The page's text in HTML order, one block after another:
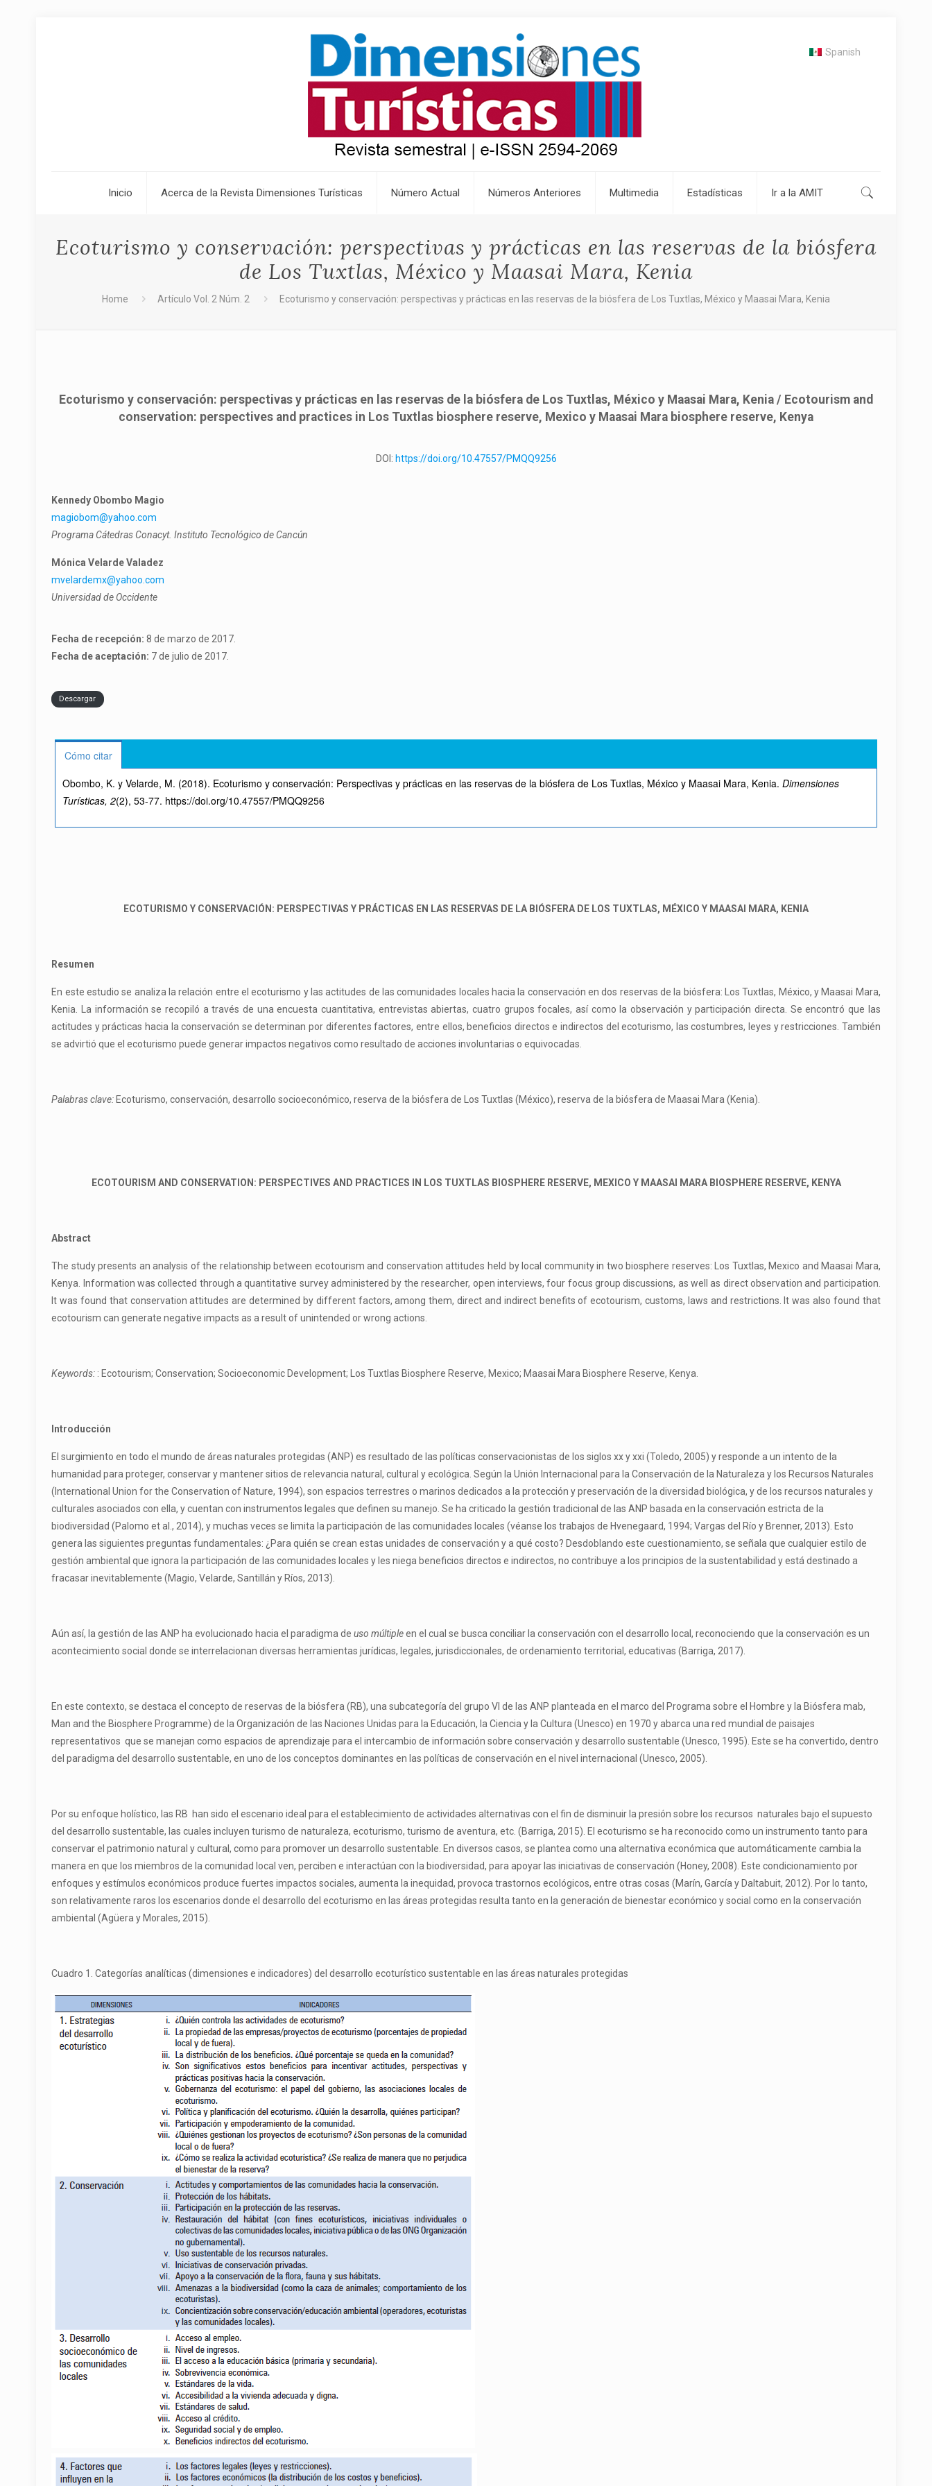
Inicio Acerca de la Revista Dimensiones Turísticas Número Actual Números Anteriores Multimedia Estadísticas Ir a la AMIT
Spanish
Ecoturismo y conservación: perspectivas y prácticas en las reservas de la biósfera
de Los Tuxtlas, México y Maasai Mara, Kenia
Home Artículo Vol. 2 Núm. 2 Ecoturismo y conservación: perspectivas y prácticas en las reservas de la biósfera de Los Tuxtlas, México y Maasai Mara, Kenia
Ecoturismo y conservación: perspectivas y prácticas en las reservas de la biósfera de Los Tuxtlas, México y Maasai Mara, Kenia / Ecotourism and
conservation: perspectives and practices in Los Tuxtlas biosphere reserve, Mexico y Maasai Mara biosphere reserve, Kenya
DOI: https://doi.org/10.47557/PMQQ9256
Kennedy Obombo Magio
magiobom@yahoo.com
Programa Cátedras Conacyt. Instituto Tecnológico de Cancún
Mónica Velarde Valadez
mvelardemx@yahoo.com
Universidad de Occidente
Fecha de recepción: 8 de marzo de 2017.
Fecha de aceptación: 7 de julio de 2017.
Descargar
Cómo citar
Obombo, K. y Velarde, M. (2018). Ecoturismo y conservación: Perspectivas y prácticas en las reservas de la biósfera de Los Tuxtlas, México y Maasai Mara, Kenia.Dimensiones
Turísticas, 2(2), 53-77. https://doi.org/10.47557/PMQQ9256
ECOTURISMO Y CONSERVACIÓN: PERSPECTIVAS Y PRÁCTICAS EN LAS RESERVAS DE LA BIÓSFERA DE LOS TUXTLAS, MÉXICO Y MAASAI MARA, KENIA
Resumen
En este estudio se analiza la relación entre el ecoturismo y las actitudes de las comunidades locales hacia la conservación en dos reservas de la biósfera: Los Tuxtlas, México, y Maasai Mara,
Kenia. La información se recopiló a través de una encuesta cuantitativa, entrevistas abiertas, cuatro grupos focales, así como la observación y participación directa. Se encontró que las
actitudes y prácticas hacia la conservación se determinan por diferentes factores, entre ellos, beneficios directos e indirectos del ecoturismo, las costumbres, leyes y restricciones. También
se advirtió que el ecoturismo puede generar impactos negativos como resultado de acciones involuntarias o equivocadas.
Palabras clave: Ecoturismo, conservación, desarrollo socioeconómico, reserva de la biósfera de Los Tuxtlas (México), reserva de la biósfera de Maasai Mara (Kenia).
ECOTOURISM AND CONSERVATION: PERSPECTIVES AND PRACTICES IN LOS TUXTLAS BIOSPHERE RESERVE, MEXICO Y MAASAI MARA BIOSPHERE RESERVE, KENYA
Abstract
The study presents an analysis of the relationship between ecotourism and conservation attitudes held by local community in two biosphere reserves: Los Tuxtlas, Mexico and Maasai Mara,
Kenya. Information was collected through a quantitative survey administered by the researcher, open interviews, four focus group discussions, as well as direct observation and participation.
It was found that conservation attitudes are determined by different factors, among them, direct and indirect benefits of ecotourism, customs, laws and restrictions. It was also found that
ecotourism can generate negative impacts as a result of unintended or wrong actions.
Keywords: : Ecotourism; Conservation; Socioeconomic Development; Los Tuxtlas Biosphere Reserve, Mexico; Maasai Mara Biosphere Reserve, Kenya.
Introducción
El surgimiento en todo el mundo de áreas naturales protegidas (ANP) es resultado de las políticas conservacionistas de los siglos xx y xxi (Toledo, 2005) y responde a un intento de la
humanidad para proteger, conservar y mantener sitios de relevancia natural, cultural y ecológica. Según la Unión Internacional para la Conservación de la Naturaleza y los Recursos Naturales
(International Union for the Conservation of Nature, 1994), son espacios terrestres o marinos dedicados a la protección y preservación de la diversidad biológica, y de los recursos naturales y
culturales asociados con ella, y cuentan con instrumentos legales que definen su manejo. Se ha criticado la gestión tradicional de las ANP basada en la conservación estricta de la
biodiversidad (Palomo et al., 2014), y muchas veces se limita la participación de las comunidades locales (véanse los trabajos de Hvenegaard, 1994; Vargas del Río y Brenner, 2013). Esto
genera las siguientes preguntas fundamentales: ¿Para quién se crean estas unidades de conservación y a qué costo? Desdoblando este cuestionamiento, se señala que cualquier estilo de
gestión ambiental que ignora la participación de las comunidades locales y les niega beneficios directos e indirectos, no contribuye a los principios de la sustentabilidad y está destinado a
fracasar inevitablemente (Magio, Velarde, Santillán y Ríos, 2013).
Aún así, la gestión de las ANP ha evolucionado hacia el paradigma deuso múltipleen el cual se busca conciliar la conservación con el desarrollo local, reconociendo que la conservación es un
acontecimiento social donde se interrelacionan diversas herramientas jurídicas, legales, jurisdiccionales, de ordenamiento territorial, educativas (Barriga, 2017).
En este contexto, se destaca el concepto de reservas de la biósfera (RB), una subcategoría del grupo VI de las ANP planteada en el marco del Programa sobre el Hombre y la Biósfera mab,
Man and the Biosphere Programme) de la Organización de las Naciones Unidas para la Educación, la Ciencia y la Cultura (Unesco) en 1970 y abarca una red mundial de paisajes
representativos que se manejan como espacios de aprendizaje para el intercambio de información sobre conservación y desarrollo sustentable (Unesco, 1995). Este se ha convertido, dentro
del paradigma del desarrollo sustentable, en uno de los conceptos dominantes en las políticas de conservación en el nivel internacional (Unesco, 2005).
Por su enfoque holístico, las RB han sido el escenario ideal para el establecimiento de actividades alternativas con el fin de disminuir la presión sobre los recursos naturales bajo el supuesto
del desarrollo sustentable, las cuales incluyen turismo de naturaleza, ecoturismo, turismo de aventura, etc. (Barriga, 2015). El ecoturismo se ha reconocido como un instrumento tanto para
conservar el patrimonio natural y cultural, como para promover un desarrollo sustentable. En diversos casos, se plantea como una alternativa económica que automáticamente cambia la
manera en que los miembros de la comunidad local ven, perciben e interactúan con la biodiversidad, para apoyar las iniciativas de conservación (Honey, 2008). Este condicionamiento por
enfoques y estímulos económicos produce fuertes impactos sociales, aumenta la inequidad, provoca trastornos ecológicos, entre otras cosas (Marín, García y Daltabuit, 2012). Por lo tanto,
son relativamente raros los escenarios donde el desarrollo del ecoturismo en las áreas protegidas resulta tanto en la generación de bienestar económico y social como en la conservación
ambiental (Agüera y Morales, 2015).
Cuadro 1. Categorías analíticas (dimensiones e indicadores) del desarrollo ecoturístico sustentable en las áreas naturales protegidas